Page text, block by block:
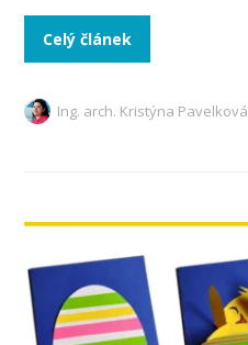
Celý článek
Ing. arch. Kristýna Pavelková